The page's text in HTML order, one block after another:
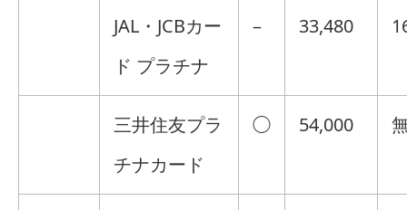
JAL・JCBカー
ド プラチナ
– 33,480
三井住友プラ
チナカード
◯ 54,000